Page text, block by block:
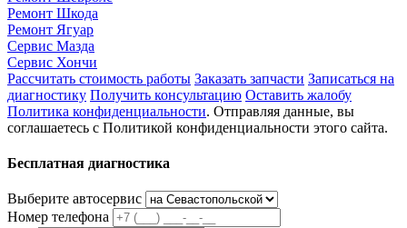
Ремонт Шкода
Ремонт Ягуар
Сервис Мазда
Сервис Хончи
Рассчитать стоимость работы Заказать запчасти Записаться на
диагностику Получить консультацию Оставить жалобу
Политика конфиденциальности. Отправляя данные, вы
соглашаетесь с Политикой конфиденциальности этого сайта.
Бесплатная диагностика
Выберите автосервис
Номер телефона